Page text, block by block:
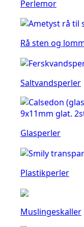
Perlemor
Rå sten og
Saltvandsperler
Glasperler
Plastikperler
Muslingeskaller